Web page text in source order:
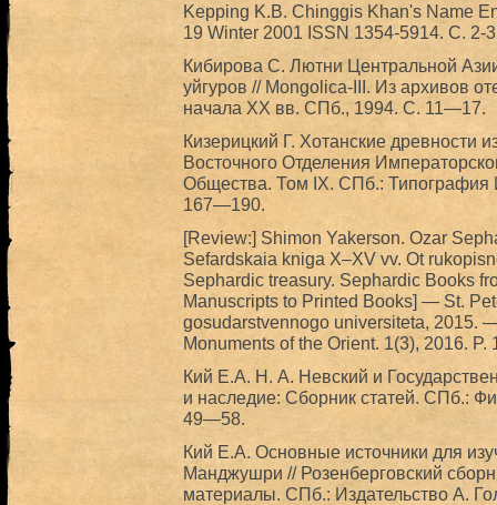
Kepping K.B. Chinggis Khan's Name
19 Winter 2001 ISSN 1354-5914. С. 2-
Кибирова С. Лютни Центральной
уйгуров // Mongolica-III. Из архивов
начала XX вв. СПб., 1994. С. 11—17.
Кизерицкий Г. Хотанские древности
Восточного Отделения
Общества. Том IX. СПб.: Типография
167—190.
[Review:] Shimon Yakerson. Ozar
Sefardskaia kniga X–XV vv. Ot
Sephardic treasury. Sephardic Books
Manuscripts to Printed Books] — St.
gosudarstvennogo universiteta, 2015.
Monuments of the Orient. 1(3), 2016. P.
Кий Е.А. Н. А. Невский и
и наследие: Сборник статей. СПб.:
49—58.
Кий Е.А. Основные источники для
Манджушри // Розенберговский
материалы. СПб.: Издательство А.